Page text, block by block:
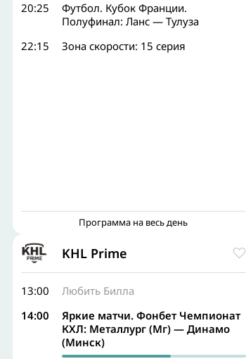
20:25
Футбол. Кубок Франции.
Полуфинал: Ланс — Тулуза
22:15
Зона скорости: 15 серия
Программа на весь день
KHL Prime
13:00
Любить Билла
14:00
Яркие матчи. Фонбет Чемпионат
КХЛ: Металлург (Мг) — Динамо
(Минск)